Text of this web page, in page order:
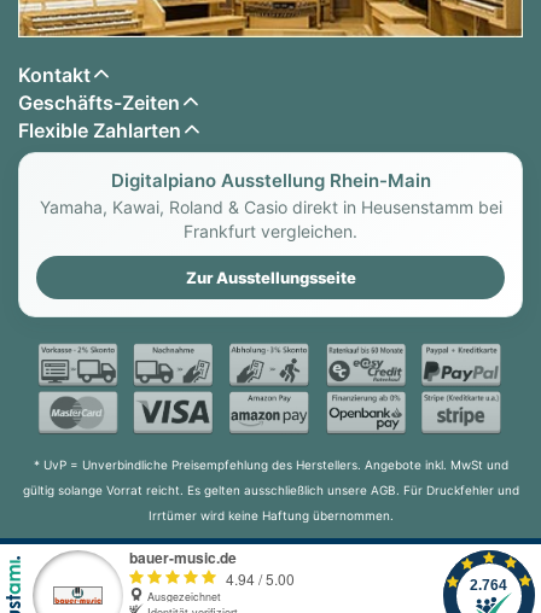
Kontakt
Geschäfts-Zeiten
Flexible Zahlarten
Digitalpiano Ausstellung Rhein-Main
Yamaha, Kawai, Roland & Casio direkt in Heusenstamm bei
Frankfurt vergleichen.
Zur Ausstellungsseite
* UvP = Unverbindliche Preisempfehlung des Herstellers. Angebote inkl. MwSt und
gültig solange Vorrat reicht. Es gelten ausschließlich unsere AGB. Für Druckfehler und
Irrtümer wird keine Haftung übernommen.